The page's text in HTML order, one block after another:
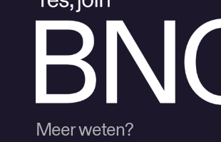
Meer weten?